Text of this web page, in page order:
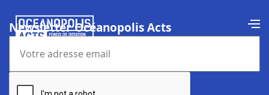
Newsletter Océanopolis Acts